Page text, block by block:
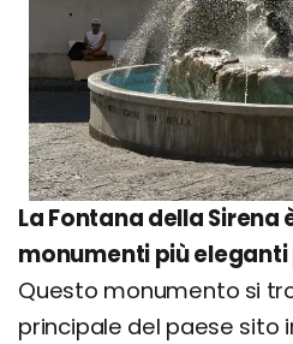
La Fontana della Sirena
monumenti più
Questo monumento si
principale del paese sito